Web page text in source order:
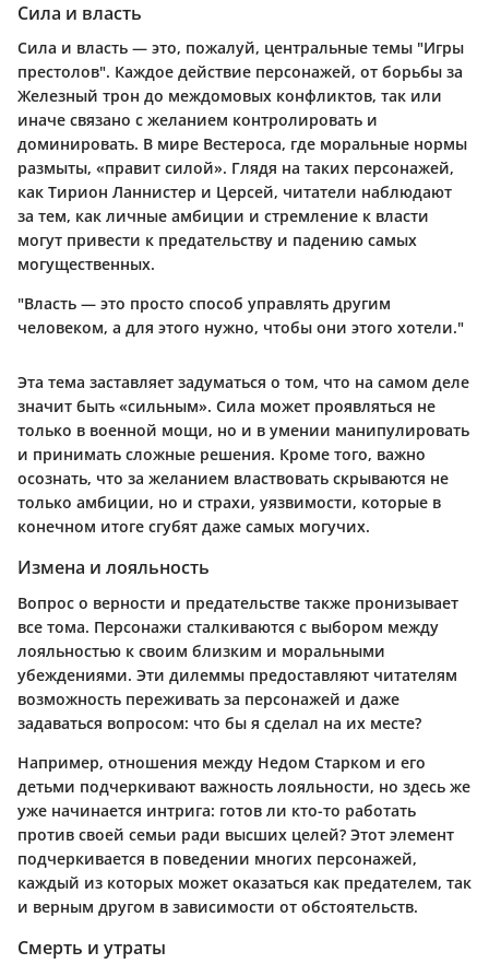
Сила и власть
Сила и власть — это, пожалуй, центральные темы "Игры
престолов". Каждое действие персонажей, от борьбы за
Железный трон до междомовых конфликтов, так или
иначе связано с желанием контролировать и
доминировать. В мире Вестероса, где моральные нормы
размыты, «правит силой». Глядя на таких персонажей,
как Тирион Ланнистер и Церсей, читатели наблюдают
за тем, как личные амбиции и стремление к власти
могут привести к предательству и падению самых
могущественных.
"Власть — это просто способ управлять другим
человеком, а для этого нужно, чтобы они этого хотели."
Эта тема заставляет задуматься о том, что на самом деле
значит быть «сильным». Сила может проявляться не
только в военной мощи, но и в умении манипулировать
и принимать сложные решения. Кроме того, важно
осознать, что за желанием властвовать скрываются не
только амбиции, но и страхи, уязвимости, которые в
конечном итоге сгубят даже самых могучих.
Измена и лояльность
Вопрос о верности и предательстве также пронизывает
все тома. Персонажи сталкиваются с выбором между
лояльностью к своим близким и моральными
убеждениями. Эти дилеммы предоставляют читателям
возможность переживать за персонажей и даже
задаваться вопросом: что бы я сделал на их месте?
Например, отношения между Недом Старком и его
детьми подчеркивают важность лояльности, но здесь же
уже начинается интрига: готов ли кто-то работать
против своей семьи ради высших целей? Этот элемент
подчеркивается в поведении многих персонажей,
каждый из которых может оказаться как предателем, так
и верным другом в зависимости от обстоятельств.
Смерть и утраты